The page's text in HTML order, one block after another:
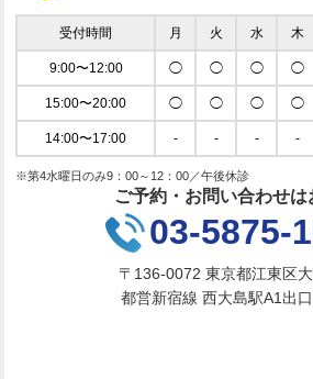
受付時間 月 火 水 木
9:00〜12:00 ◯ ◯ ◯ ◯
15:00〜20:00 ◯ ◯ ◯ ◯
14:00〜17:00 - - - -
※第4水曜日のみ9：00～12：00／午後休診
ご予約・お問い合わせは
03-5875-
〒136-0072 東京都江東区
都営新宿線 西大島駅A1出